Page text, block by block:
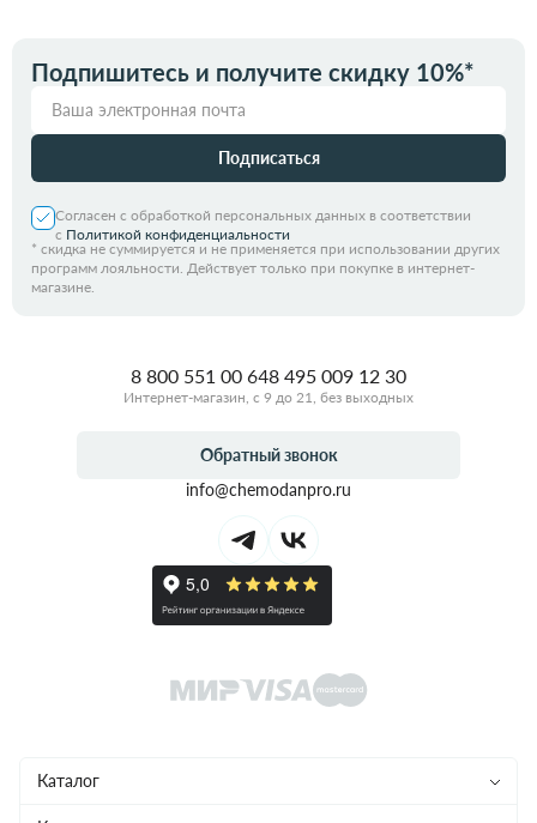
Подпишитесь и получите скидку 10%*
Подписаться
Согласен с обработкой персональных данных в соответствии
с Политикой конфиденциальности
* скидка не суммируется и не применяется при использовании других
программ лояльности. Действует только при покупке в интернет-
магазине.
Каталог
8 800 551 00 648 495 009 12 30
Интернет-магазин, с 9 до 21, без выходных
Обратный звонок
info@chemodanpro.ru